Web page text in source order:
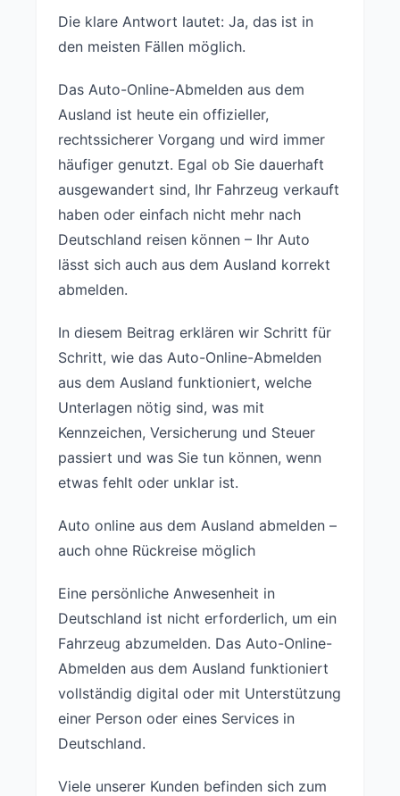
Die klare Antwort lautet: Ja, das ist in
den meisten Fällen möglich.
Das Auto-Online-Abmelden aus dem
Ausland ist heute ein offizieller,
rechtssicherer Vorgang und wird immer
häufiger genutzt. Egal ob Sie dauerhaft
ausgewandert sind, Ihr Fahrzeug verkauft
haben oder einfach nicht mehr nach
Deutschland reisen können – Ihr Auto
lässt sich auch aus dem Ausland korrekt
abmelden.
In diesem Beitrag erklären wir Schritt für
Schritt, wie das Auto-Online-Abmelden
aus dem Ausland funktioniert, welche
Unterlagen nötig sind, was mit
Kennzeichen, Versicherung und Steuer
passiert und was Sie tun können, wenn
etwas fehlt oder unklar ist.
Auto online aus dem Ausland abmelden –
auch ohne Rückreise möglich
Eine persönliche Anwesenheit in
Deutschland ist nicht erforderlich, um ein
Fahrzeug abzumelden. Das Auto-Online-
Abmelden aus dem Ausland funktioniert
vollständig digital oder mit Unterstützung
einer Person oder eines Services in
Deutschland.
Viele unserer Kunden befinden sich zum